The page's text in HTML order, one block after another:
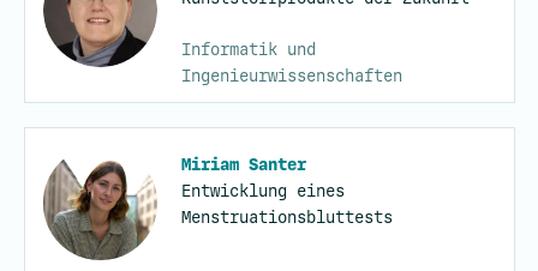
Informatik und
Ingenieurwissenschaften
Miriam Santer
Entwicklung eines
Menstruationsbluttests